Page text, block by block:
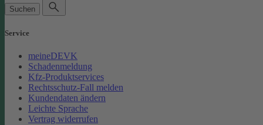
Suchen
Service
meineDEVK
Schadenmeldung
Kfz-Produktservices
Rechtsschutz-Fall melden
Kundendaten ändern
Leichte Sprache
Vertrag widerrufen